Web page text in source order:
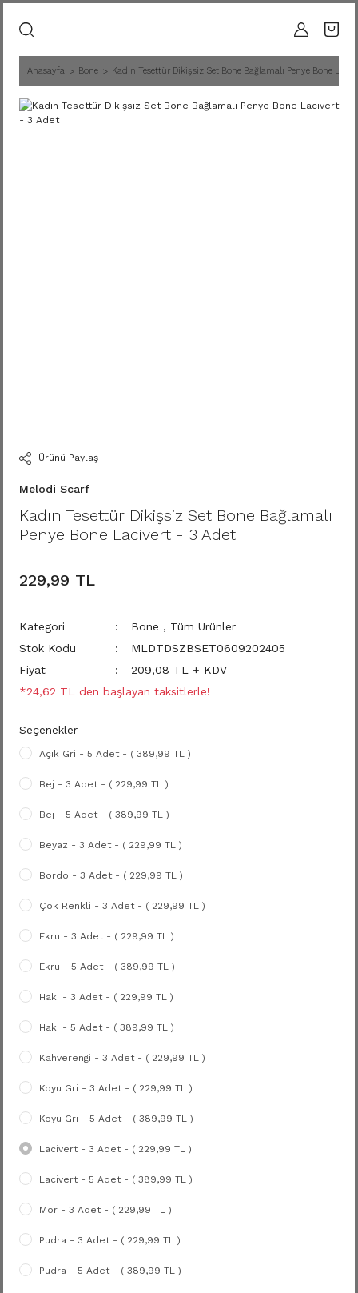
Anasayfa Bone Kadın Tesettür Dikişsiz Set Bone Bağlamalı Penye Bone
Ürünü Paylaş
Melodi Scarf
Kadın Tesettür Dikişsiz Set Bone Bağlamalı
Penye Bone Lacivert - 3 Adet
229,99 TL
Kategori Bone , Tüm Ürünler
Stok Kodu
MLDTDSZBSET0609202405
Fiyat
209,08 TL + KDV
*24,62 TL den başlayan taksitlerle!
Seçenekler
Açık Gri - 5 Adet - ( 389,99 TL )
Bej - 3 Adet - ( 229,99 TL )
Bej - 5 Adet - ( 389,99 TL )
Beyaz - 3 Adet - ( 229,99 TL )
Bordo - 3 Adet - ( 229,99 TL )
Çok Renkli - 3 Adet - ( 229,99 TL )
Ekru - 3 Adet - ( 229,99 TL )
Ekru - 5 Adet - ( 389,99 TL )
Haki - 3 Adet - ( 229,99 TL )
Haki - 5 Adet - ( 389,99 TL )
Kahverengi - 3 Adet - ( 229,99 TL )
Koyu Gri - 3 Adet - ( 229,99 TL )
Koyu Gri - 5 Adet - ( 389,99 TL )
Lacivert - 3 Adet - ( 229,99 TL )
Lacivert - 5 Adet - ( 389,99 TL )
Mor - 3 Adet - ( 229,99 TL )
Pudra - 3 Adet - ( 229,99 TL )
Pudra - 5 Adet - ( 389,99 TL )